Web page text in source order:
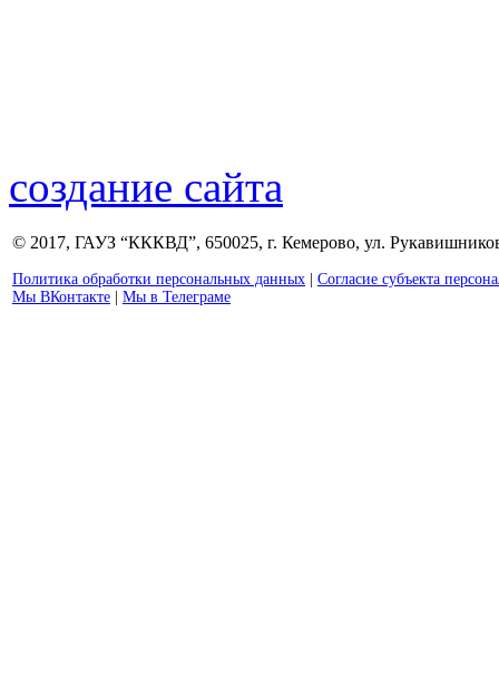
создание сайта
© 2017, ГАУЗ “КККВД”, 650025, г. Кемерово, ул.
Политика обработки персональных данных
Согласие субъекта
Мы ВКонтакте
Мы в Телеграме